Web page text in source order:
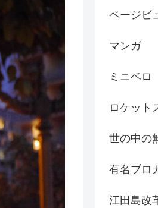
ページビ
マンガ
ミニベロ
ロケット
世の中の
有名ブロ
江田島改